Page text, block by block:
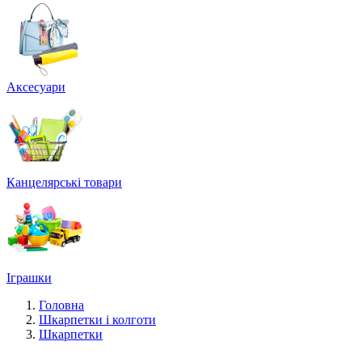
Аксесуари
Канцелярські товари
Іграшки
Головна
Шкарпетки і колготи
Шкарпетки